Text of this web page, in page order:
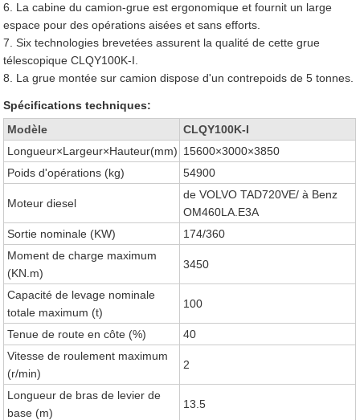
6. La cabine du camion-grue est ergonomique et fournit un large
espace pour des opérations aisées et sans efforts.
7. Six technologies brevetées assurent la qualité de cette grue
télescopique CLQY100K-I.
8. La grue montée sur camion dispose d'un contrepoids de 5 tonnes.
Spécifications techniques:
Modèle
CLQY100K-I
Longueur×Largeur×Hauteur(mm) 15600×3000×3850
Poids d'opérations (kg)
54900
Moteur diesel
de VOLVO TAD720VE/ à Benz
OM460LA.E3A
Sortie nominale (KW)
174/360
Moment de charge maximum
(KN.m)
3450
Capacité de levage nominale
totale maximum (t)
100
Tenue de route en côte (%)
40
Vitesse de roulement maximum
(r/min)
2
Longueur de bras de levier de
base (m)
13.5